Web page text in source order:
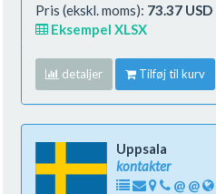
Pris (ekskl. moms): 73.37 USD
Eksempel XLSX
detaljer Tilføj til kurv
Uppsala
kontakter
@ @